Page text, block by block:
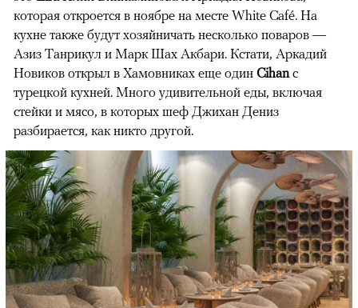
которая откроется в ноябре на месте White Café. На
кухне также будут хозяйничать несколько поваров —
Азиз Танрикул и Марк Шах Акбари. Кстати, Аркадий
Новиков открыл в Хамовниках еще один Cihanс
турецкой кухней. Много удивительной еды, включая
стейки и мясо, в которых шеф Джихан Дениз
разбирается, как никто другой.